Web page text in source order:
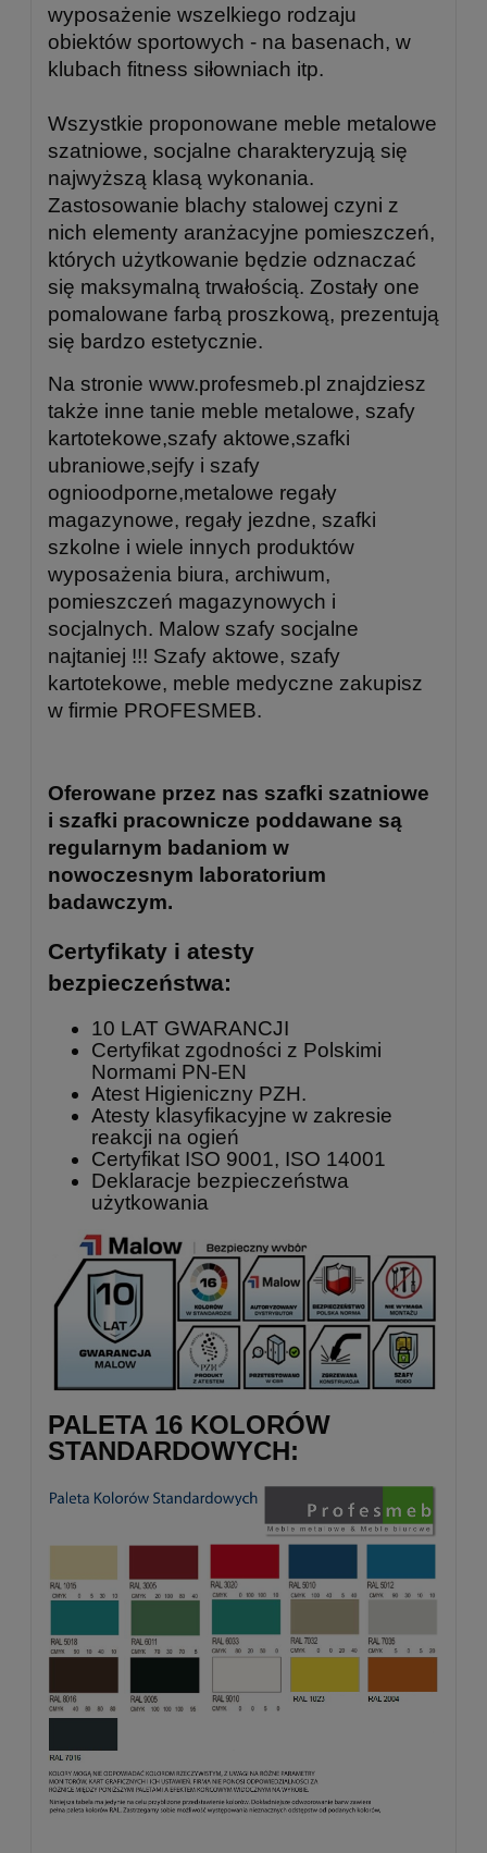
wyposażenie wszelkiego rodzaju
obiektów sportowych - na basenach, w
klubach fitness siłowniach itp.
Wszystkie proponowane meble metalowe
szatniowe, socjalne charakteryzują się
najwyższą klasą wykonania.
Zastosowanie blachy stalowej czyni z
nich elementy aranżacyjne pomieszczeń,
których użytkowanie będzie odznaczać
się maksymalną trwałością. Zostały one
pomalowane farbą proszkową, prezentują
się bardzo estetycznie.
Na stronie www.profesmeb.pl znajdziesz
także inne tanie meble metalowe, szafy
kartotekowe,szafy aktowe,szafki
ubraniowe,sejfy i szafy
ognioodporne,metalowe regały
magazynowe, regały jezdne, szafki
szkolne i wiele innych produktów
wyposażenia biura, archiwum,
pomieszczeń magazynowych i
socjalnych. Malow szafy socjalne
najtaniej !!! Szafy aktowe, szafy
kartotekowe, meble medyczne zakupisz
w firmie PROFESMEB.
Oferowane przez nas szafki szatniowe
i szafki pracownicze poddawane są
regularnym badaniom w
nowoczesnym laboratorium
badawczym.
Certyfikaty i atesty
bezpieczeństwa:
10 LAT GWARANCJI
Certyfikat zgodności z Polskimi
Normami PN-EN
Atest Higieniczny PZH.
Atesty klasyfikacyjne w zakresie
reakcji na ogień
Certyfikat ISO 9001, ISO 14001
Deklaracje bezpieczeństwa
użytkowania
PALETA 16 KOLORÓW
STANDARDOWYCH: